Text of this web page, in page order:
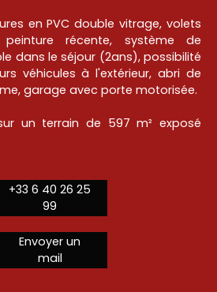
en PVC double vitrage, volets
récente, système de
dans le séjour (2ans), possibilité
véhicules à l'extérieur, abri de
garage avec porte motorisée.
un terrain de 597 m² exposé
+33 6 40 26 25
99
Envoyer un
mail